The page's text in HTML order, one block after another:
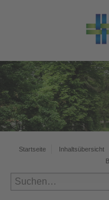
Startseite Inhaltsübersicht